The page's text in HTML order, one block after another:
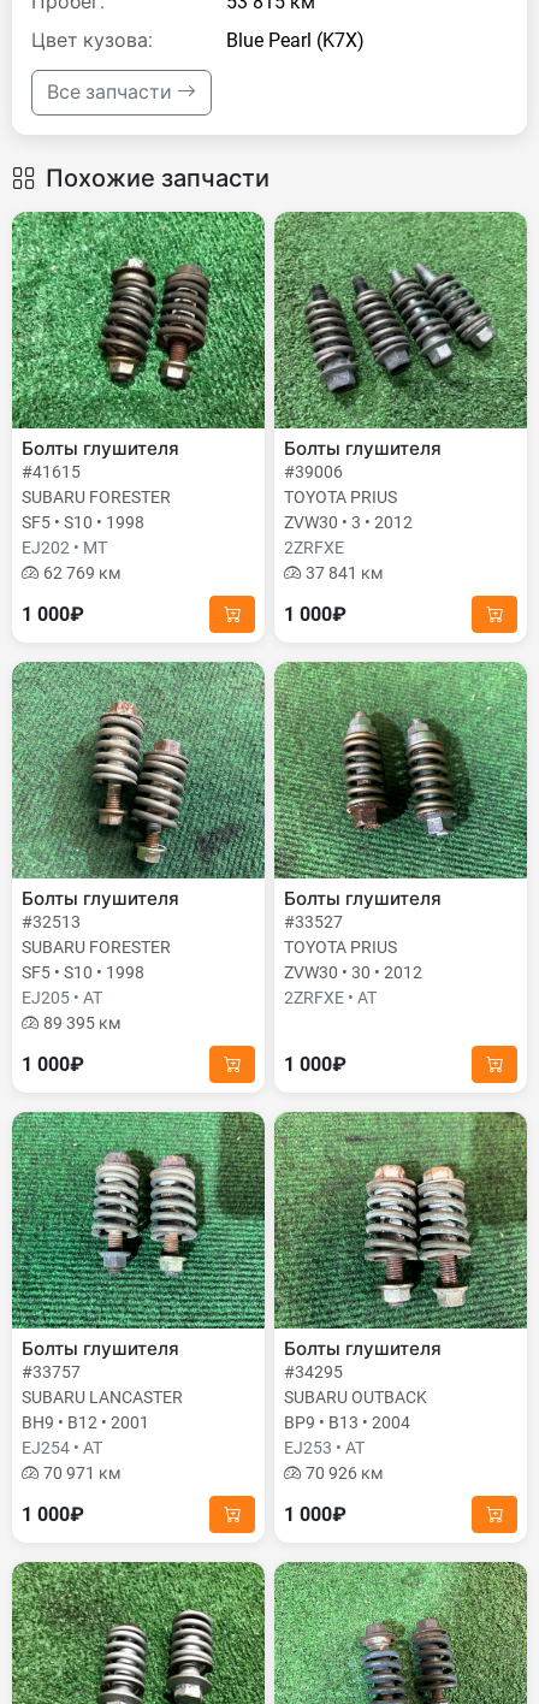
Цвет кузова:
Blue Pearl (K7X)
Все запчасти
Похожие запчасти
Болты глушителя
#41615
SUBARU FORESTER
SF5 • S10 • 1998
EJ202 • MT
62 769 км
1 000₽
Болты глушителя
#39006
TOYOTA PRIUS
ZVW30 • 3 • 2012
2ZRFXE
37 841 км
1 000₽
Болты глушителя
#32513
SUBARU FORESTER
SF5 • S10 • 1998
EJ205 • AT
89 395 км
1 000₽
Болты глушителя
#33527
TOYOTA PRIUS
ZVW30 • 30 • 2012
2ZRFXE • AT
1 000₽
Болты глушителя
#33757
SUBARU LANCASTER
BH9 • B12 • 2001
EJ254 • AT
70 971 км
1 000₽
Болты глушителя
#34295
SUBARU OUTBACK
BP9 • B13 • 2004
EJ253 • AT
70 926 км
1 000₽